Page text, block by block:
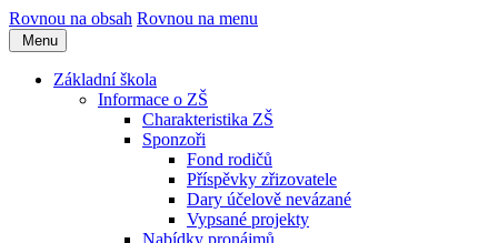
Rovnou na obsah Rovnou na menu
Menu
Základní škola
Informace o ZŠ
Charakteristika ZŠ
Sponzoři
Fond rodičů
Příspěvky zřizovatele
Dary účelově nevázané
Vypsané projekty
Nabídky pronájmů